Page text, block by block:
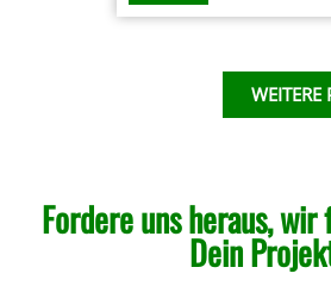
WEITERE
Fordere uns heraus,
Dein